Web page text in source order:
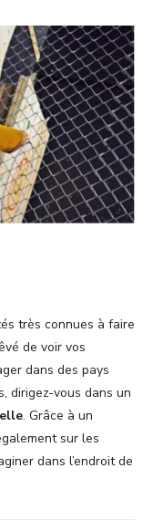
très connues à faire
de voir vos
dans des pays
dirigez-vous dans un
. Grâce à un
sur les
dans l’endroit de